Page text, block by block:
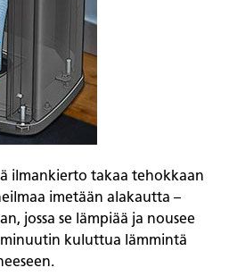
ilmankierto takaa tehokkaan
imetään alakautta –
jossa se lämpiää ja nousee
kuluttua lämmintä